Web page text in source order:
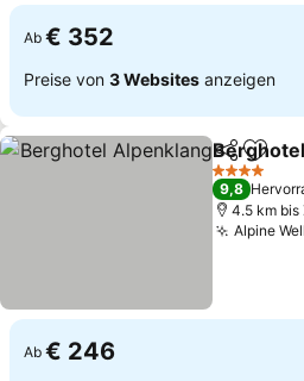
Ab € 352
Preise von 3 Websites anzeigen
TeilenZu
4 Sterne
9,8
4.5 km bis
Alpine
Ab € 246